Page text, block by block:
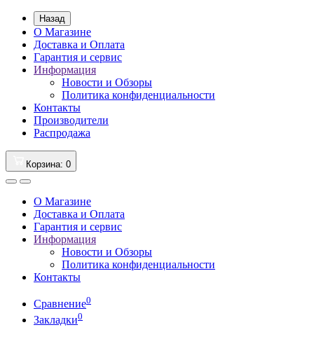
Назад
О Магазине
Доставка и Оплата
Гарантия и сервис
Информация
Новости и Обзоры
Политика конфиденциальности
Контакты
Производители
Распродажа
Корзина: 0
О Магазине
Доставка и Оплата
Гарантия и сервис
Информация
Новости и Обзоры
Политика конфиденциальности
Контакты
Сравнение0
Закладки0